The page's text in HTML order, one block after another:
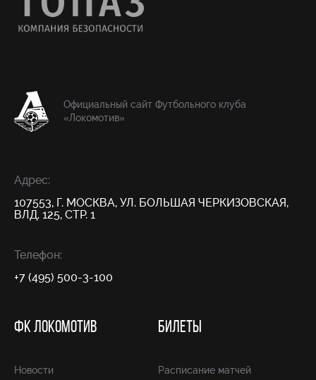
Официальный сайт Футбольного клуба
«Локомотив»
Адрес:
107553, Г. МОСКВА, УЛ. БОЛЬШАЯ ЧЕРКИЗОВСКАЯ,
ВЛД. 125, СТР. 1
Телефон:
+7 (495) 500-3-100
ФК ЛОКОМОТИВ
Новости
БИЛЕТЫ
Расписание матчей